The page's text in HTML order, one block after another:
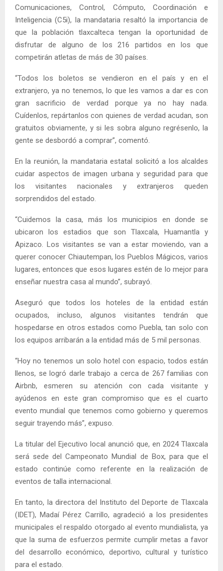
Comunicaciones, Control, Cómputo, Coordinación e
Inteligencia (C5i), la mandataria resaltó la importancia de
que la población tlaxcalteca tengan la oportunidad de
disfrutar de alguno de los 216 partidos en los que
competirán atletas de más de 30 países.
“Todos los boletos se vendieron en el país y en el
extranjero, ya no tenemos, lo que les vamos a dar es con
gran sacrificio de verdad porque ya no hay nada.
Cuídenlos, repártanlos con quienes de verdad acudan, son
gratuitos obviamente, y si les sobra alguno regrésenlo, la
gente se desbordó a comprar”, comentó.
En la reunión, la mandataria estatal solicitó a los alcaldes
cuidar aspectos de imagen urbana y seguridad para que
los visitantes nacionales y extranjeros queden
sorprendidos del estado.
“Cuidemos la casa, más los municipios en donde se
ubicaron los estadios que son Tlaxcala, Huamantla y
Apizaco. Los visitantes se van a estar moviendo, van a
querer conocer Chiautempan, los Pueblos Mágicos, varios
lugares, entonces que esos lugares estén de lo mejor para
enseñar nuestra casa al mundo”, subrayó.
Aseguró que todos los hoteles de la entidad están
ocupados, incluso, algunos visitantes tendrán que
hospedarse en otros estados como Puebla, tan solo con
los equipos arribarán a la entidad más de 5 mil personas.
“Hoy no tenemos un solo hotel con espacio, todos están
llenos, se logró darle trabajo a cerca de 267 familias con
Airbnb, esmeren su atención con cada visitante y
ayúdenos en este gran compromiso que es el cuarto
evento mundial que tenemos como gobierno y queremos
seguir trayendo más”, expuso.
La titular del Ejecutivo local anunció que, en 2024 Tlaxcala
será sede del Campeonato Mundial de Box, para que el
estado continúe como referente en la realización de
eventos de talla internacional.
En tanto, la directora del Instituto del Deporte de Tlaxcala
(IDET), Madaí Pérez Carrillo, agradeció a los presidentes
municipales el respaldo otorgado al evento mundialista, ya
que la suma de esfuerzos permite cumplir metas a favor
del desarrollo económico, deportivo, cultural y turístico
para el estado.